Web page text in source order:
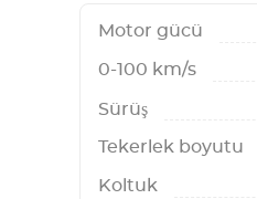
Motor gücü
0-100 km/s
Sürüş
Tekerlek boyutu
Koltuk